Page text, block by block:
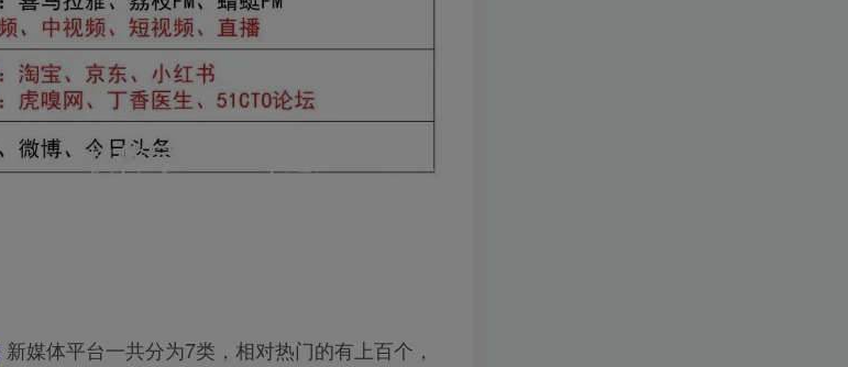
新媒体平台一共分为7类，相对热门的有上百个，